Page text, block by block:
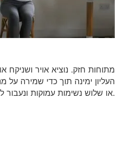
מתוחות חזק. נוציא אויר ושניקח
העליון ימינה תוך כדי שמירה על
או שלוש נשימות עמוקות ונעבור לצד השני.